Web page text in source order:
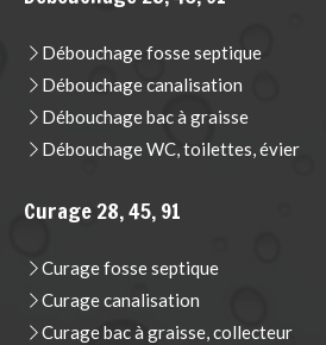
Débouchage fosse septique
Débouchage canalisation
Débouchage bac à graisse
Débouchage WC, toilettes, évier
Curage 28, 45, 91
Curage fosse septique
Curage canalisation
Curage bac à graisse, collecteur